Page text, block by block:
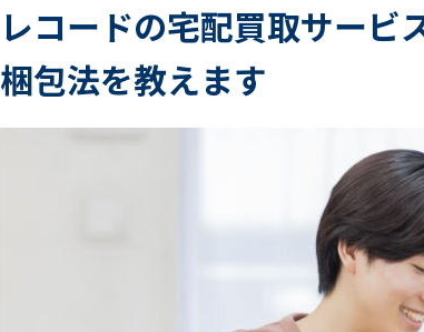
レコードの宅配買取サービ
梱包法を教えます